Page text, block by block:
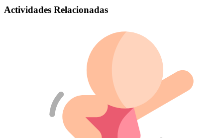
Actividades Relacionadas